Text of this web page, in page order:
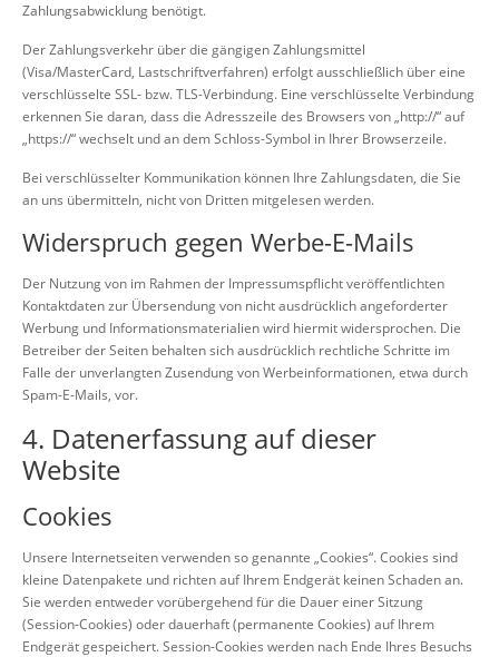
Zahlungsabwicklung benötigt.
Der Zahlungsverkehr über die gängigen Zahlungsmittel
(Visa/MasterCard, Lastschriftverfahren) erfolgt ausschließlich über eine
verschlüsselte SSL- bzw. TLS-Verbindung. Eine verschlüsselte Verbindung
erkennen Sie daran, dass die Adresszeile des Browsers von „http://“ auf
„https://“ wechselt und an dem Schloss-Symbol in Ihrer Browserzeile.
Bei verschlüsselter Kommunikation können Ihre Zahlungsdaten, die Sie
an uns übermitteln, nicht von Dritten mitgelesen werden.
Widerspruch gegen Werbe-E-Mails
Der Nutzung von im Rahmen der Impressumspflicht veröffentlichten
Kontaktdaten zur Übersendung von nicht ausdrücklich angeforderter
Werbung und Informationsmaterialien wird hiermit widersprochen. Die
Betreiber der Seiten behalten sich ausdrücklich rechtliche Schritte im
Falle der unverlangten Zusendung von Werbeinformationen, etwa durch
Spam-E-Mails, vor.
4. Datenerfassung auf dieser
Website
Cookies
Unsere Internetseiten verwenden so genannte „Cookies“. Cookies sind
kleine Datenpakete und richten auf Ihrem Endgerät keinen Schaden an.
Sie werden entweder vorübergehend für die Dauer einer Sitzung
(Session-Cookies) oder dauerhaft (permanente Cookies) auf Ihrem
Endgerät gespeichert. Session-Cookies werden nach Ende Ihres Besuchs